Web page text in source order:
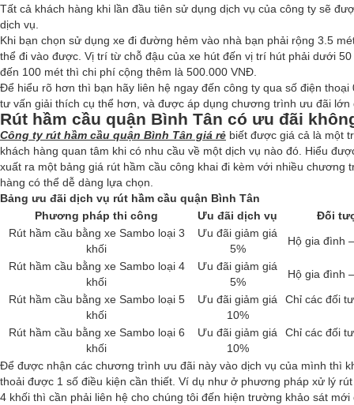
Tất cả khách hàng khi lần đầu tiên sử dụng dịch vụ của công ty sẽ
dịch vụ.
Khi bạn chọn sử dụng xe đi đường hẻm vào nhà bạn phải rộng 3.5
thể đi vào được. Vị trí từ chỗ đậu của xe hút đến vị trí hút phải dưới
đến 100 mét thì chi phí cộng thêm là 500.000 VNĐ.
Để hiểu rõ hơn thì bạn hãy liên hệ ngay đến công ty qua số điện
tư vấn giải thích cụ thể hơn, và được áp dụng chương trình ưu đãi lớn
Rút hầm cầu quận Bình Tân có ưu đãi
Công ty rút hầm cầu quận Bình Tân giá rẻ biết được giá cả là một
khách hàng quan tâm khi có nhu cầu về một dịch vụ nào đó. Hiểu
xuất ra một bảng giá rút hầm cầu công khai đi kèm với nhiều chương
hàng có thể dễ dàng lựa chọn.
Bảng ưu đãi dịch vụ rút hầm cầu quận Bình Tân
Phương pháp thi công
Ưu đãi dịch vụ
Đối
Rút hầm cầu bằng xe Sambo loại 3
khối
Ưu đãi giảm giá
5%
Hộ gia đình
Rút hầm cầu bằng xe Sambo loại 4
khối
Ưu đãi giảm giá
5%
Hộ gia đình
Rút hầm cầu bằng xe Sambo loại 5
khối
Ưu đãi giảm giá
10%
Chỉ các đối
Rút hầm cầu bằng xe Sambo loại 6
khối
Ưu đãi giảm giá
10%
Chỉ các đối
Để được nhận các chương trình ưu đãi này vào dịch vụ của mình thì
thoải được 1 số điều kiện cần thiết. Ví dụ như ở phương pháp xử lý
4 khối thì cần phải liên hệ cho chúng tôi đến hiện trường khảo sát